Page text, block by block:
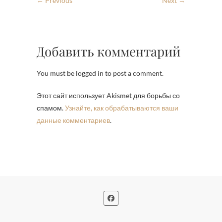
Добавить комментарий
You must be logged in to post a comment.
Этот сайт использует Akismet для борьбы со
спамом.Узнайте, как обрабатываются ваши
данные комментариев.